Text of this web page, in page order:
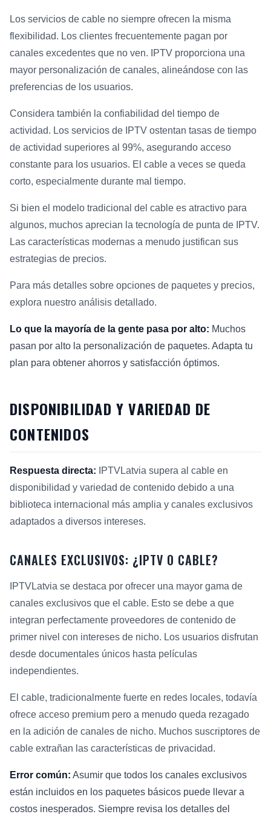
Los servicios de cable no siempre ofrecen la misma
flexibilidad. Los clientes frecuentemente pagan por
canales excedentes que no ven. IPTV proporciona una
mayor personalización de canales, alineándose con las
preferencias de los usuarios.
Considera también la confiabilidad del tiempo de
actividad. Los servicios de IPTV ostentan tasas de tiempo
de actividad superiores al 99%, asegurando acceso
constante para los usuarios. El cable a veces se queda
corto, especialmente durante mal tiempo.
Si bien el modelo tradicional del cable es atractivo para
algunos, muchos aprecian la tecnología de punta de IPTV.
Las características modernas a menudo justifican sus
estrategias de precios.
Para más detalles sobre opciones de paquetes y precios,
explora nuestro análisis detallado.
Lo que la mayoría de la gente pasa por alto: Muchos
pasan por alto la personalización de paquetes. Adapta tu
plan para obtener ahorros y satisfacción óptimos.
DISPONIBILIDAD Y VARIEDAD DE
CONTENIDOS
Respuesta directa: IPTVLatvia supera al cable en
disponibilidad y variedad de contenido debido a una
biblioteca internacional más amplia y canales exclusivos
adaptados a diversos intereses.
CANALES EXCLUSIVOS: ¿IPTV O CABLE?
IPTVLatvia se destaca por ofrecer una mayor gama de
canales exclusivos que el cable. Esto se debe a que
integran perfectamente proveedores de contenido de
primer nivel con intereses de nicho. Los usuarios disfrutan
desde documentales únicos hasta películas
independientes.
El cable, tradicionalmente fuerte en redes locales, todavía
ofrece acceso premium pero a menudo queda rezagado
en la adición de canales de nicho. Muchos suscriptores de
cable extrañan las características de privacidad.
Error común: Asumir que todos los canales exclusivos
están incluidos en los paquetes básicos puede llevar a
costos inesperados. Siempre revisa los detalles del